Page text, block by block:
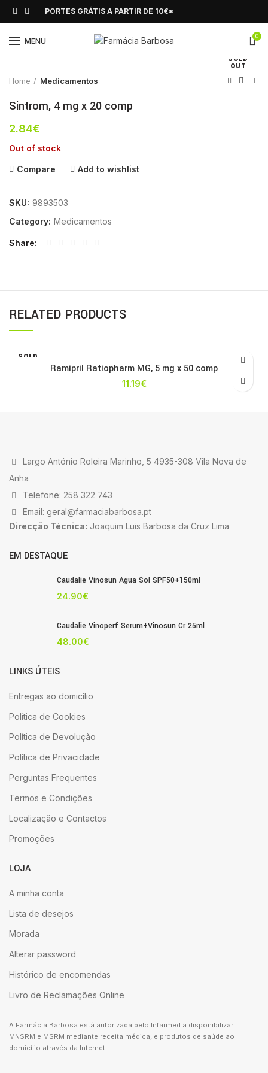
PORTES GRÁTIS A PARTIR DE 10€*
MENU 0
SOLD
OUT
Click to enlarge
Home Medicamentos
Sintrom, 4 mg x 20 comp
2.84€
Out of stock
Compare Add to wishlist
SKU: 9893503
Category: Medicamentos
Share
RELATED PRODUCTS
SOLD
Ramipril Ratiopharm MG, 5 mg x 50 comp
11.19€
Largo António Roleira Marinho, 5 4935-308 Vila Nova de
Anha
Telefone: 258 322 743
Email: geral@farmaciabarbosa.pt
Direcção Técnica: Joaquim Luis Barbosa da Cruz Lima
EM DESTAQUE
Caudalie Vinosun Agua Sol SPF50+150ml
24.90€
Caudalie Vinoperf Serum+Vinosun Cr 25ml
48.00€
LINKS ÚTEIS
Entregas ao domicílio
Política de Cookies
Política de Devolução
Política de Privacidade
Perguntas Frequentes
Termos e Condições
Localização e Contactos
Promoções
LOJA
A minha conta
Lista de desejos
Morada
Alterar password
Histórico de encomendas
Livro de Reclamações Online
A Farmácia Barbosa está autorizada pelo Infarmed a disponibilizar
MNSRM e MSRM mediante receita médica, e produtos de saúde ao
domicílio através da Internet.